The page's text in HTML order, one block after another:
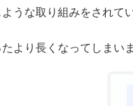
ような取り組みをされて
たより長くなってしまい